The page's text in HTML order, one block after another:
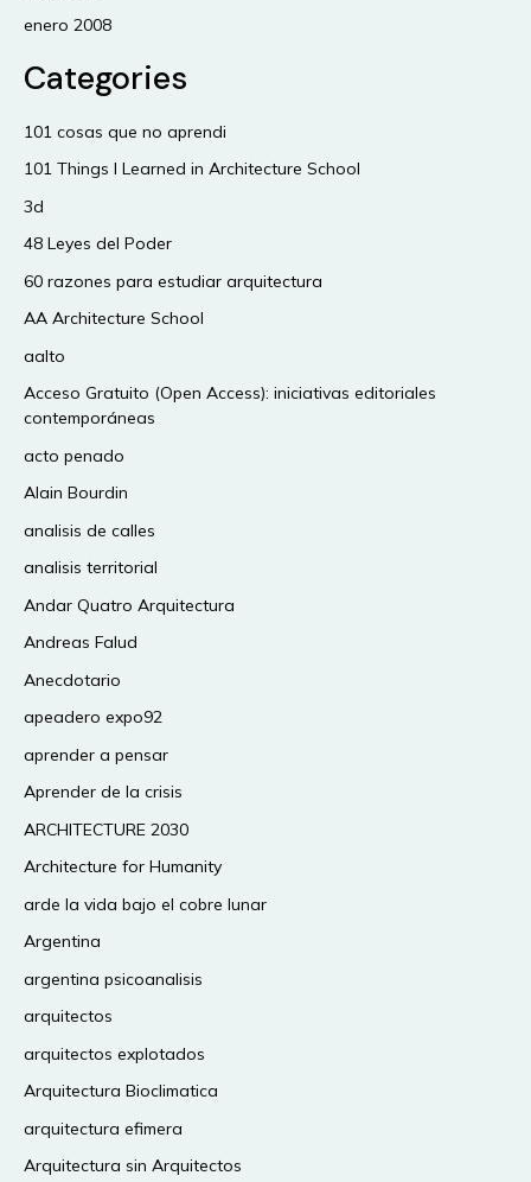
enero 2008
Categories
101 cosas que no aprendi
101 Things I Learned in Architecture School
3d
48 Leyes del Poder
60 razones para estudiar arquitectura
AA Architecture School
aalto
Acceso Gratuito (Open Access): iniciativas editoriales
contemporáneas
acto penado
Alain Bourdin
analisis de calles
analisis territorial
Andar Quatro Arquitectura
Andreas Falud
Anecdotario
apeadero expo92
aprender a pensar
Aprender de la crisis
ARCHITECTURE 2030
Architecture for Humanity
arde la vida bajo el cobre lunar
Argentina
argentina psicoanalisis
arquitectos
arquitectos explotados
Arquitectura Bioclimatica
arquitectura efimera
Arquitectura sin Arquitectos